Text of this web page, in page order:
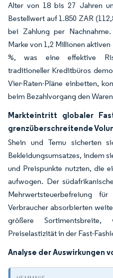
Alter von 18 bis 27 Jahren
Bestellwert auf 1.850 ZAR
bei Zahlung per
Marke von 1,2 Millionen
%, was eine effektive
traditioneller Kreditbüros
Vier-Raten-Pläne einbetten,
beim Bezahlvorgang den
Markteintritt globaler
grenzüberschreitende
Shein und Temu sicherten
Bekleidungsumsatzes, indem
und Preispunkte nutzten, die
aufwogen. Der
Mehrwertsteuerbefreiung
Verbraucher absorbierten
größere
Preiselastizität in der Fast-
Analyse der Auswirkungen